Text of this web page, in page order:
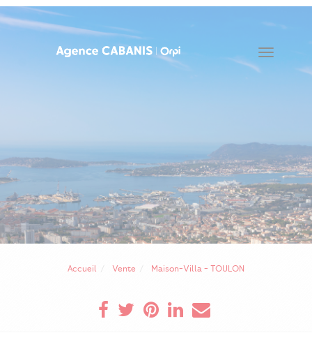
Toggle
Accueil Vente Maison-Villa - TOULON